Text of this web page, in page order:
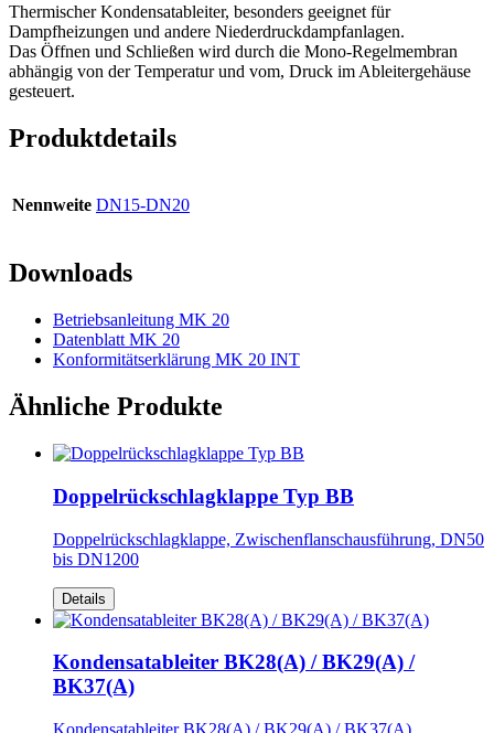
Thermischer Kondensatableiter, besonders geeignet für
Dampfheizungen und andere Niederdruckdampfanlagen.
Das Öffnen und Schließen wird durch die Mono-Regelmembran
abhängig von der Temperatur und vom, Druck im Ableitergehäuse
gesteuert.
Produktdetails
Nennweite DN15-DN20
Downloads
Betriebsanleitung MK 20
Datenblatt MK 20
Konformitätserklärung MK 20 INT
Ähnliche Produkte
Doppelrückschlagklappe Typ BB
Doppelrückschlagklappe, Zwischenflanschausführung, DN50
bis DN1200
Details
Kondensatableiter BK28(A) / BK29(A) /
BK37(A)
Kondensatableiter BK28(A) / BK29(A) / BK37(A)